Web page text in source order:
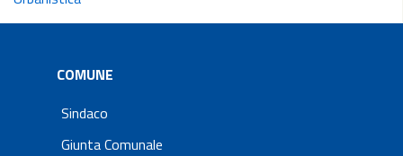
COMUNE
Sindaco
Giunta Comunale